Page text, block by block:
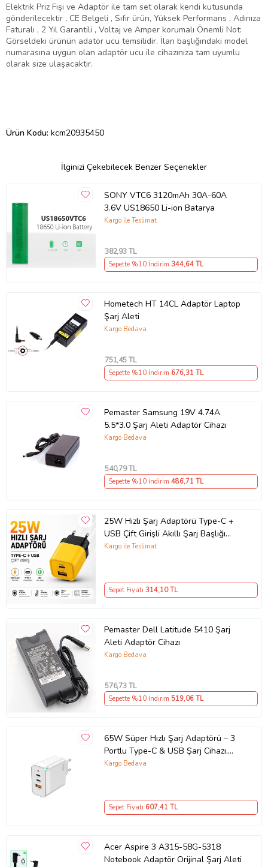
Elektrik Priz Fişi ve Adaptör ile tam set olarak kendi kutusunda
gönderilecektir , CE Belgeli , Sıfır ürün, Yüksek Performans , Adınıza
Faturalı , 2 Yıl Garantili , Voltaj ve Amper korumalı Önemli Not:
Görseldeki ürünün adatör ucu temsilidir. İlan başlığındaki model
numarasına uygun olan adaptör ucu ile cihazınıza tam uyumlu
olarak size ulaşacaktır.
Ürün Kodu: kcm20935450
İlginizi Çekebilecek Benzer Seçenekler
SONY VTC6 3120mAh 30A-60A
3.6V US18650 Li-ion Batarya
Kargo ile Teslimat
382,93 TL
Sepette %10 İndirim 344,64 TL
Hometech HT 14CL Adaptör Laptop
Şarj Aleti
Kargo Bedava
751,45 TL
Sepette %10 İndirim 676,31 TL
Pemaster Samsung 19V 4.74A
5.5*3.0 Şarj Aleti Adaptör Cihazı
Kargo Bedava
540,79 TL
Sepette %10 İndirim 486,71 TL
25W Hızlı Şarj Adaptörü Type-C +
USB Çift Girişli Akıllı Şarj Başlığı
Kompakt Tasarım
Kargo ile Teslimat
Sepet Fiyatı 314,10 TL
Pemaster Dell Latitude 5410 Şarj
Aleti Adaptör Cihazı
Kargo Bedava
576,73 TL
Sepette %10 İndirim 519,06 TL
65W Süper Hızlı Şarj Adaptörü – 3
Portlu Type-C & USB Şarj Cihazı,
GaN Teknolojili 65W Hızlı Şarj Cihazı
Adaptörü – Type-C ve USB Çıkışlı,
Evrensel 65W Duvar Tipi Şarj
Kargo Bedava
Sepet Fiyatı 607,41 TL
Acer Aspire 3 A315-58G-5318
Notebook Adaptör Orijinal Şarj Aleti